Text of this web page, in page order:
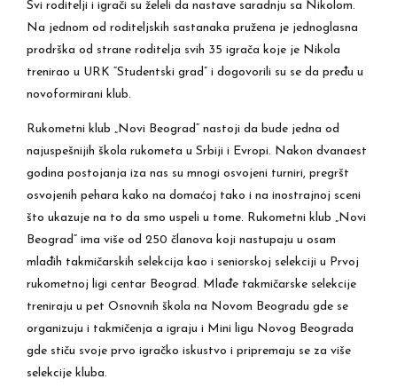
Svi roditelji i igrači su želeli da nastave saradnju sa Nikolom.
Na jednom od roditeljskih sastanaka pružena je jednoglasna
prodrška od strane roditelja svih 35 igrača koje je Nikola
trenirao u URK “Studentski grad” i dogovorili su se da pređu u
novoformirani klub.
Rukometni klub „Novi Beograd“ nastoji da bude jedna od
najuspešnijih škola rukometa u Srbiji i Evropi. Nakon dvanaest
godina postojanja iza nas su mnogi osvojeni turniri, pregršt
osvojenih pehara kako na domaćoj tako i na inostrajnoj sceni
što ukazuje na to da smo uspeli u tome. Rukometni klub „Novi
Beograd“ ima više od 250 članova koji nastupaju u osam
mlađih takmičarskih selekcija kao i seniorskoj selekciji u Prvoj
rukometnoj ligi centar Beograd. Mlađe takmičarske selekcije
treniraju u pet Osnovnih škola na Novom Beogradu gde se
organizuju i takmičenja a igraju i Mini ligu Novog Beograda
gde stiču svoje prvo igračko iskustvo i pripremaju se za više
selekcije kluba.